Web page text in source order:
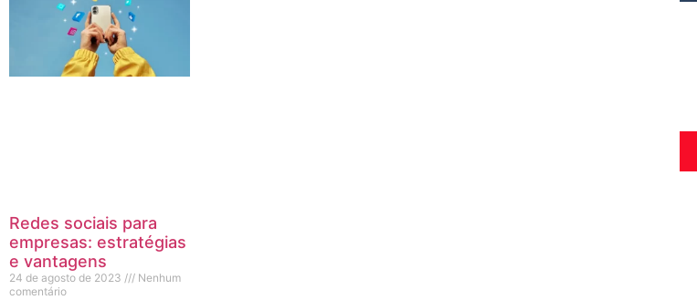
Redes sociais para
empresas: estratégias
e vantagens
24 de agosto de 2023
Nenhum
comentário